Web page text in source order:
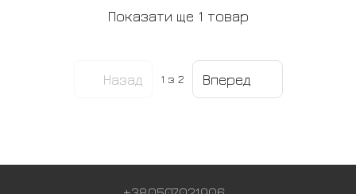
Показати ще 1 товар
Назад 1 з 2 Вперед